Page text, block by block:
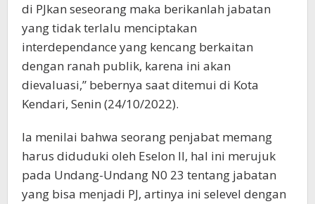
di PJkan seseorang maka berikanlah jabatan
yang tidak terlalu menciptakan
interdependance yang kencang berkaitan
dengan ranah publik, karena ini akan
dievaluasi,” bebernya saat ditemui di Kota
Kendari, Senin (24/10/2022).
Ia menilai bahwa seorang penjabat memang
harus diduduki oleh Eselon II, hal ini merujuk
pada Undang-Undang N0 23 tentang jabatan
yang bisa menjadi PJ, artinya ini selevel dengan